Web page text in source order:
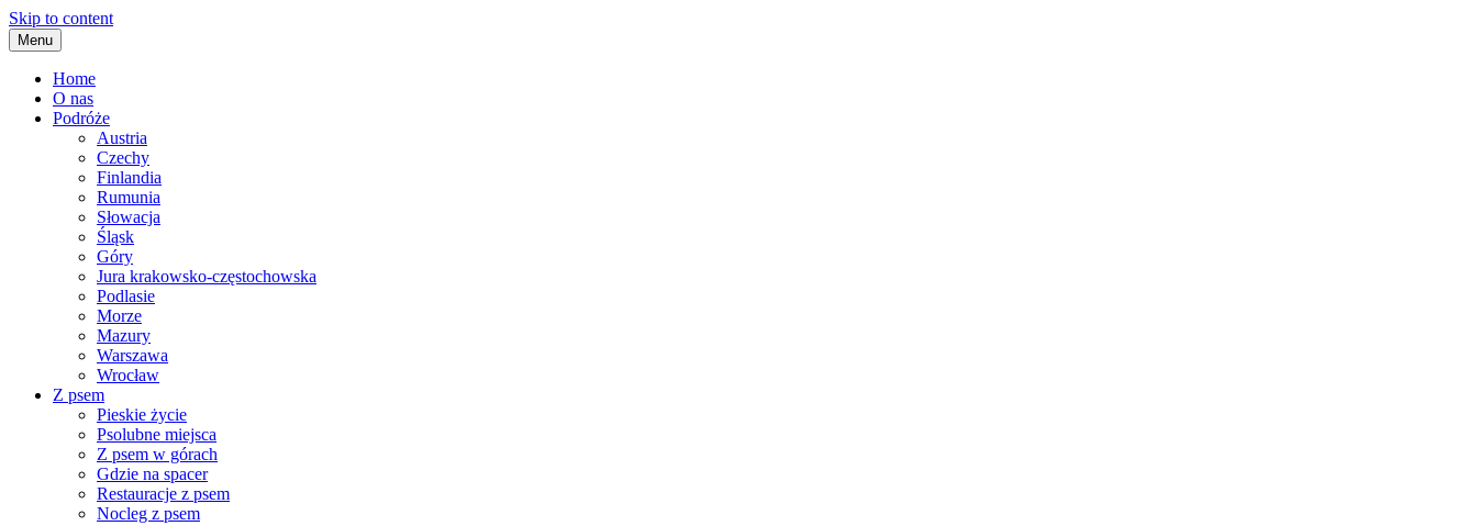
Skip to content
Menu
Home
O nas
Podróże
Austria
Czechy
Finlandia
Rumunia
Słowacja
Śląsk
Góry
Jura krakowsko-częstochowska
Podlasie
Morze
Mazury
Warszawa
Wrocław
Z psem
Pieskie życie
Psolubne miejsca
Z psem w górach
Gdzie na spacer
Restauracje z psem
Nocleg z psem